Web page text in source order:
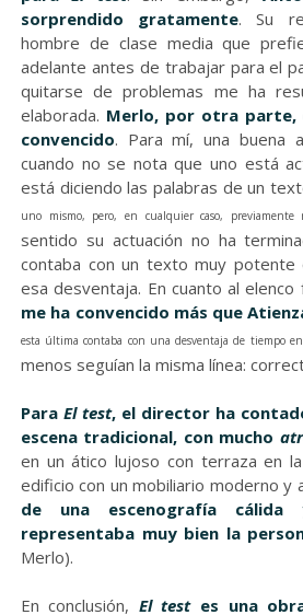
sorprendido gratamente. Su
hombre de clase media que
adelante antes de trabajar para el
quitarse de problemas me ha
elaborada. Merlo, por otra parte,
convencido. Para mí, una buena
cuando no se nota que uno está
está diciendo las palabras de un
uno mismo, pero, en cualquier caso, previamente
sentido su actuación no ha
contaba con un texto muy potente
esa desventaja. En cuanto al
me ha convencido más que
esta última contaba con una desventaja de tiempo en
menos seguían la misma línea:
Para El test, el director ha
escena tradicional, con mucho
en un ático lujoso con terraza en
edificio con un mobiliario moderno y
de una escenografía cálida
representaba muy bien la
Merlo).
En conclusión, El testes una